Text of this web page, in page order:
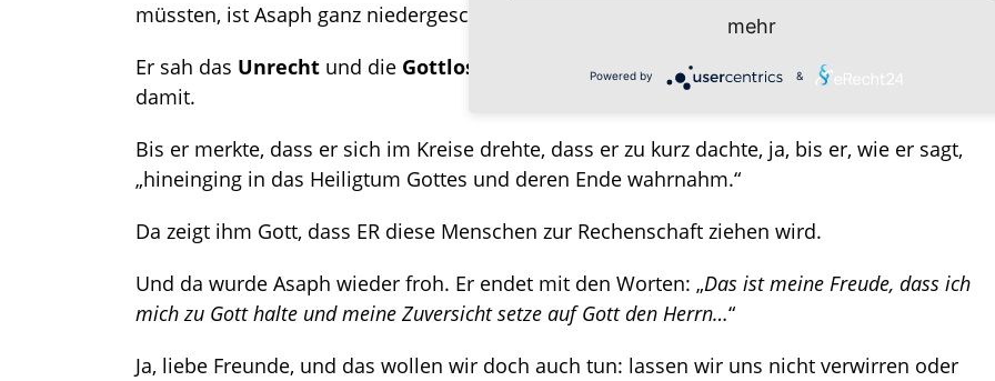
müssten, ist Asaph ganz niedergeschlagen. Er verzweifelt nahezu.
Er sah das Unrecht und die Gottlosigkeit
dieser Menschen und er plagte sich jeden Tag
damit.
Bis er merkte, dass er sich im Kreise drehte, dass er zu kurz dachte, ja, bis er, wie er sagt,
„hineinging in das Heiligtum Gottes und deren Ende wahrnahm.“
Da zeigt ihm Gott, dass ER diese Menschen zur Rechenschaft ziehen wird.
Und da wurde Asaph wieder froh. Er endet mit den Worten: „Das ist meine Freude, dass ich
mich zu Gott halte und meine Zuversicht setze auf Gott den Herrn…“
Ja, liebe Freunde, und das wollen wir doch auch tun: lassen wir uns nicht verwirren oder
mehr
Powered by &